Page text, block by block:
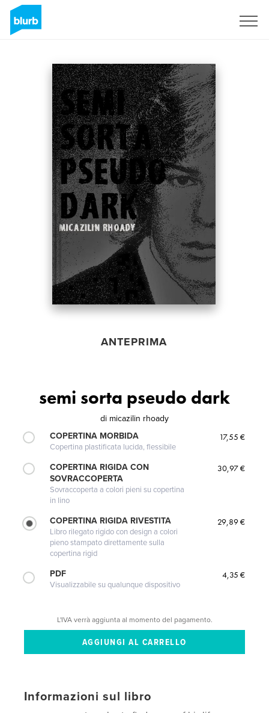
ANTEPRIMA
semi sorta pseudo dark
di micazilin rhoady
COPERTINA MORBIDA
Copertina plastificata lucida, flessibile
17,55 €
COPERTINA RIGIDA CON
SOVRACCOPERTA
Sovraccoperta a colori pieni su copertina
in lino
30,97 €
COPERTINA RIGIDA RIVESTITA
Libro rilegato rigido con design a colori
pieno stampato direttamente sulla
copertina rigid
29,89 €
PDF
Visualizzabile su qualunque dispositivo
4,35 €
L'IVA verrà aggiunta al momento del pagamento.
Informazioni sul libro